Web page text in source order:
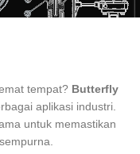
tempat? Butterfly
aplikasi industri.
untuk memastikan